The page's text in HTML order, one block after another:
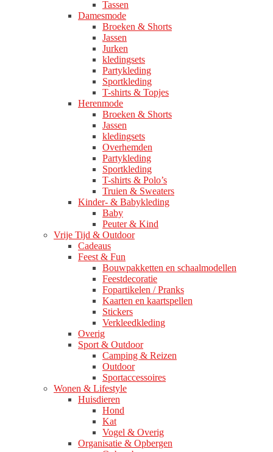
Tassen
Damesmode
Broeken & Shorts
Jassen
Jurken
kledingsets
Partykleding
Sportkleding
T-shirts & Topjes
Herenmode
Broeken & Shorts
Jassen
kledingsets
Overhemden
Partykleding
Sportkleding
T-shirts & Polo’s
Truien & Sweaters
Kinder- & Babykleding
Baby
Peuter & Kind
Vrije Tijd & Outdoor
Cadeaus
Feest & Fun
Bouwpakketten en schaalmodellen
Feestdecoratie
Fopartikelen / Pranks
Kaarten en kaartspellen
Stickers
Verkleedkleding
Overig
Sport & Outdoor
Camping & Reizen
Outdoor
Sportaccessoires
Wonen & Lifestyle
Huisdieren
Hond
Kat
Vogel & Overig
Organisatie & Opbergen